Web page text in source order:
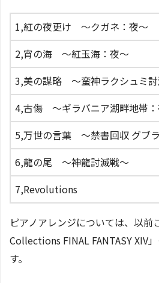
1,紅の夜更け 〜クガネ：夜〜
2,宵の海 〜紅玉海：夜〜
3,美の謀略 〜蛮神ラクシュミ
4,古傷 〜ギラバニア湖畔地帯
5,万世の言葉 〜禁書回収 グブ
6,龍の尾 〜神龍討滅戦〜
7,Revolutions
ピアノアレンジについては、以前
Collections FINAL FANTASY XIV
す。